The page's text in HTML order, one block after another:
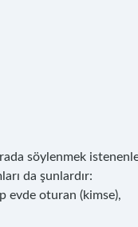
söylenmek
da şunlardır:
evde oturan (kimse),